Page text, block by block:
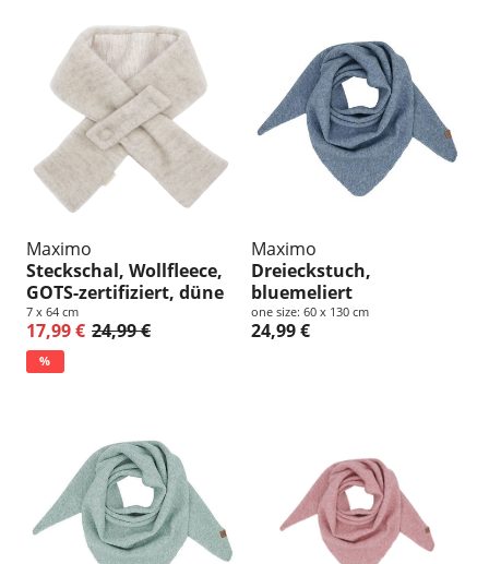
Maximo
Steckschal, Wollfleece,
GOTS-zertifiziert, düne
7 x 64 cm
17,99 € 24,99 €
%
Maximo
Dreieckstuch,
bluemeliert
one size: 60 x 130 cm
24,99 €